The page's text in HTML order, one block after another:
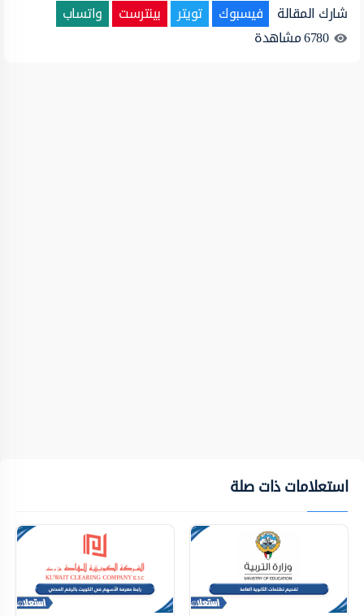
شارك المقالة فيسبوك تويتر بينترست
واتساب
6780مشاهدة
استعلامات ذات صلة